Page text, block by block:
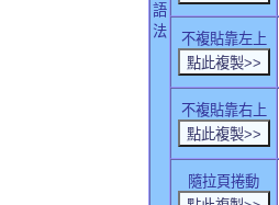
語
法
不複貼靠左上
不複貼靠右上
隨拉頁捲動